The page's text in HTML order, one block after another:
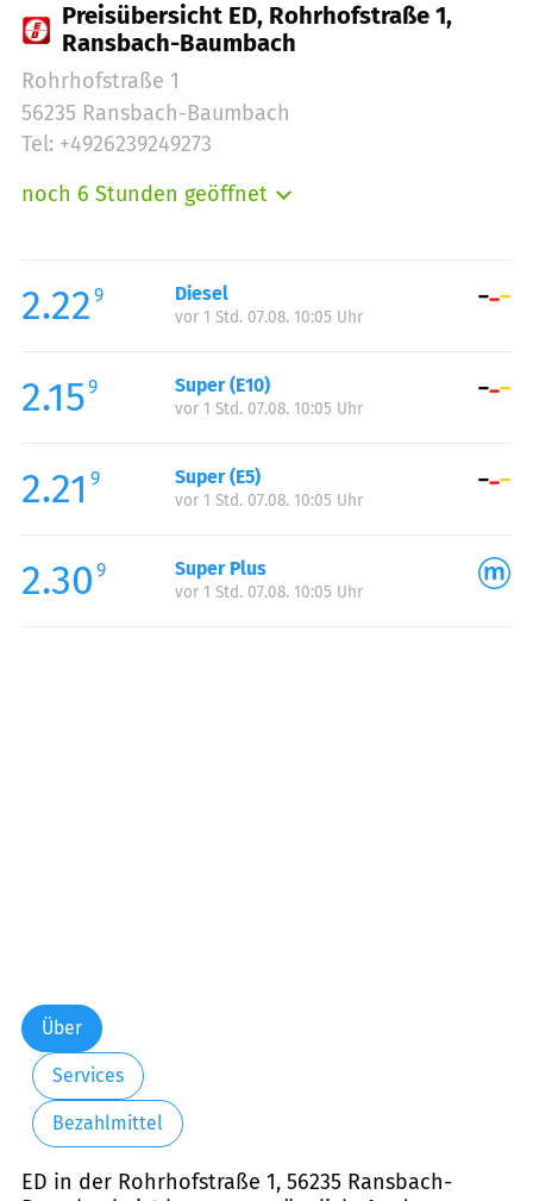
Preisübersicht ED, Rohrhofstraße 1,
Ransbach-Baumbach
Rohrhofstraße 1
56235 Ransbach-Baumbach
Tel: +4926239249273
noch 6 Stunden geöffnet
Mittwoch:
06:00-20:00
Donnerstag:
Samstag:
07:00-20:00
Sonntag:
2.22 9 Diesel
vor 1 Std. 07.08. 10:05 Uhr
2.159 Super (E10)
vor 1 Std. 07.08. 10:05 Uhr
2.21 9 Super (E5)
vor 1 Std. 07.08. 10:05 Uhr
2.30 9 Super Plus
vor 1 Std. 07.08. 10:05 Uhr
Über
Services
Bezahlmittel
ED in der Rohrhofstraße 1, 56235 Ransbach-